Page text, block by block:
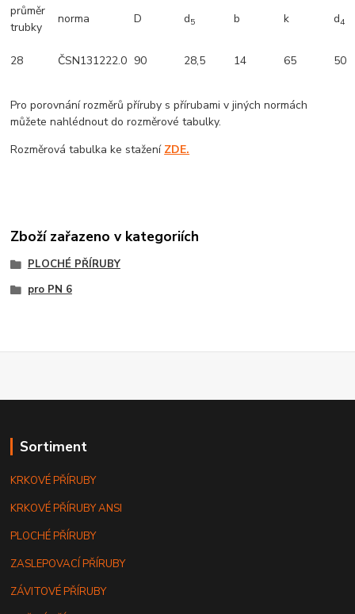
průměr
trubky
norma D d5 b k d4
28 ČSN131222.0 90 28,5 14 65 50
Pro porovnání rozměrů příruby s přírubami v jiných normách
můžete nahlédnout do rozměrové tabulky.
Rozměrová tabulka ke stažení ZDE.
Zboží zařazeno v kategoriích
PLOCHÉ PŘÍRUBY
pro PN 6
Sortiment
KRKOVÉ PŘÍRUBY
KRKOVÉ PŘÍRUBY ANSI
PLOCHÉ PŘÍRUBY
ZASLEPOVACÍ PŘÍRUBY
ZÁVITOVÉ PŘÍRUBY